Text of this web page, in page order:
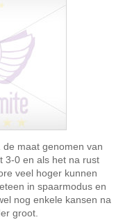
maat genomen van
3-0 en als het na rust
veel hoger kunnen
in spaarmodus en
nog enkele kansen na
groot.